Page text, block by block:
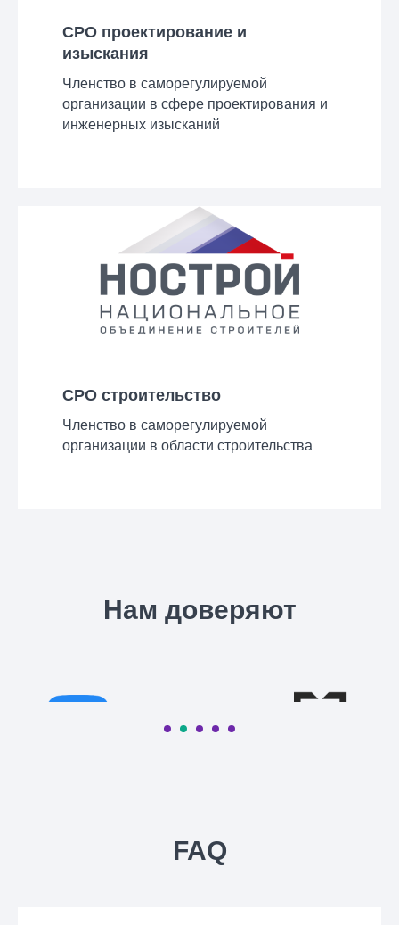
СРО проектирование и
изыскания
Членство в саморегулируемой
организации в сфере проектирования и
инженерных изысканий
СРО строительство
Членство в саморегулируемой
организации в области строительства
Нам доверяют
FAQ